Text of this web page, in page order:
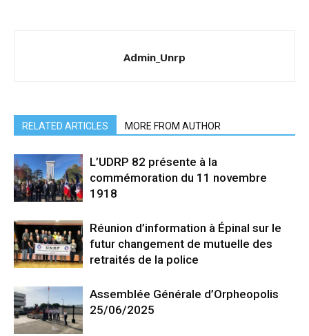
Admin_Unrp
RELATED ARTICLES MORE FROM AUTHOR
L’UDRP 82 présente à la
commémoration du 11 novembre
1918
Réunion d’information à Épinal sur le
futur changement de mutuelle des
retraités de la police
Assemblée Générale d’Orpheopolis
25/06/2025